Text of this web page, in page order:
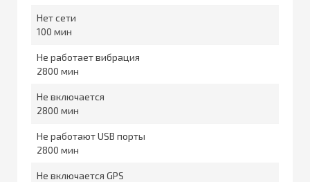
Нет сети
100
Не работает вибрация
2800
Не включается
2800
Не работают USB порты
2800
Не включается GPS